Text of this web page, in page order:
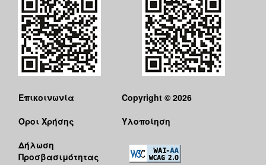
Επικοινωνία
Όροι Χρήσης
Δήλωση
Προσβασιμότητας
Copyright © 2026
Υλοποίηση